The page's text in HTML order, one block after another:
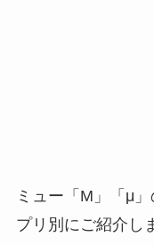
ミュー「Μ」「μ
プリ別にご紹介し